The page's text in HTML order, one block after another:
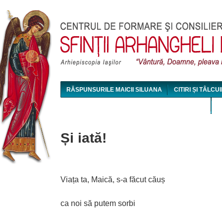
RĂSPUNSURILE MAICII SILUANA CITIRI ȘI
Și iată!
Viața ta, Maică, s-a făcut căuș
ca noi să putem sorbi